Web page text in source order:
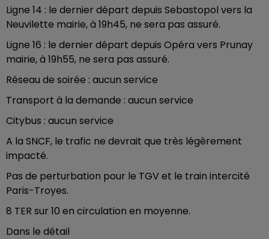
Ligne 14 : le dernier départ depuis Sebastopol vers la
Neuvilette mairie, à 19h45, ne sera pas assuré.
Ligne 16 : le dernier départ depuis Opéra vers Prunay
mairie, à 19h55, ne sera pas assuré.
Réseau de soirée : aucun service
Transport à la demande : aucun service
Citybus : aucun service
A la SNCF, le trafic ne devrait que très légèrement
impacté.
Pas de perturbation pour le TGV et le train intercité
Paris-Troyes.
8 TER sur 10 en circulation en moyenne.
Dans le détail